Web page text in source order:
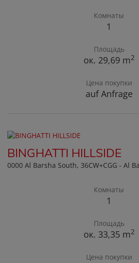
Комнаты
1
Площадь
ок. 29,69 m2
Цена покупки
auf Anfrage
BINGHATTI HILLSIDE
0000 Al Barsha South, 36CW+CGG - Al
Комнаты
1
Площадь
ок. 33,35 m2
Цена покупки